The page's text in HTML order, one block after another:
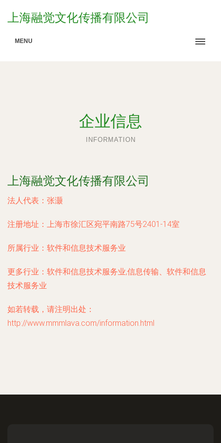
上海融觉文化传播有限公司
MENU
企业信息
INFORMATION
上海融觉文化传播有限公司
法人代表： 张灏
注册地址： 上海市徐汇区宛平南路75号2401-14室
所属行业： 软件和信息技术服务业
更多行业： 软件和信息技术服务业,信息传输、软件和信息
技术服务业
如若转载，请注明出处：
http://www.mmmlava.com/information.html